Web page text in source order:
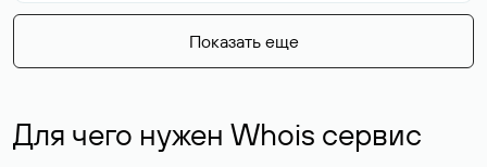
Показать еще
Для чего нужен Whois сервис